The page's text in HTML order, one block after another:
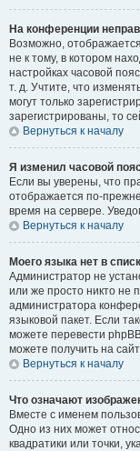
На конференции
Возможно,
не к тому, в котором
настройках часовой
т. д. Учтите, что
могут только
зарегистрированы, то
Вернуться к началу
Я изменил часовой
Если вы уверены, что
отображается по-
время на сервере.
Вернуться к началу
Моего языка нет в
Администратор не
или же просто никто не
администратора
языковой пакет. Если
можете перевести
можете получить на
Вернуться к началу
Что означают
Вместе с именем
Одно из них может
квадратики или точки,